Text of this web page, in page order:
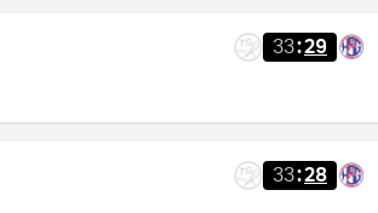
33:29
33:28